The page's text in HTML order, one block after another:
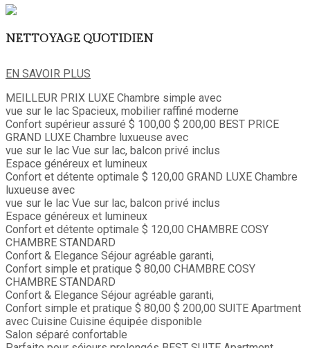
NETTOYAGE QUOTIDIEN
EN SAVOIR PLUS
MEILLEUR PRIX LUXE Chambre simple avec
vue sur le lac Spacieux, mobilier raffiné moderne
Confort supérieur assuré $ 100,00 $ 200,00 BEST PRICE
GRAND LUXE Chambre luxueuse avec
vue sur le lac Vue sur lac, balcon privé inclus
Espace généreux et lumineux
Confort et détente optimale $ 120,00 GRAND LUXE Chambre
luxueuse avec
vue sur le lac Vue sur lac, balcon privé inclus
Espace généreux et lumineux
Confort et détente optimale $ 120,00 CHAMBRE COSY
CHAMBRE STANDARD
Confort & Elegance Séjour agréable garanti,
Confort simple et pratique $ 80,00 CHAMBRE COSY
CHAMBRE STANDARD
Confort & Elegance Séjour agréable garanti,
Confort simple et pratique $ 80,00 $ 200,00 SUITE Apartment
avec Cuisine Cuisine équipée disponible
Salon séparé confortable